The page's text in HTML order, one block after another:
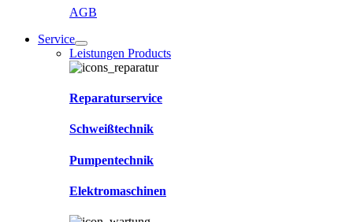
AGB
Service
Leistungen Products
Reparaturservice
Schweißtechnik
Pumpentechnik
Elektromaschinen